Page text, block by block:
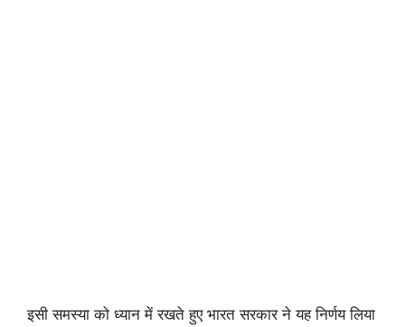
इसी समस्या को ध्यान में रखते हुए भारत सरकार ने यह निर्णय लिया